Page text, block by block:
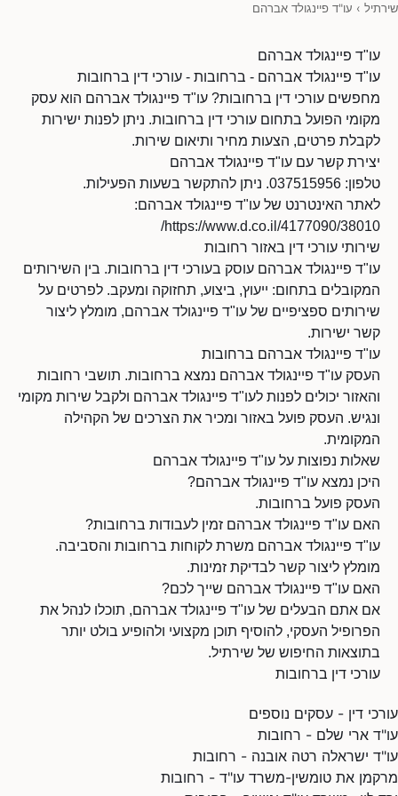
שירתיל › עו"ד פיינגולד אברהם
עו"ד פיינגולד אברהם
עו"ד פיינגולד אברהם - ברחובות - עורכי דין ברחובות
מחפשים עורכי דין ברחובות? עו"ד פיינגולד אברהם הוא עסק
מקומי הפועל בתחום עורכי דין ברחובות. ניתן לפנות ישירות
לקבלת פרטים, הצעות מחיר ותיאום שירות.
יצירת קשר עם עו"ד פיינגולד אברהם
טלפון: 037515956. ניתן להתקשר בשעות הפעילות.
לאתר האינטרנט של עו"ד פיינגולד אברהם:
https://www.d.co.il/4177090/38010/
שירותי עורכי דין באזור רחובות
עו"ד פיינגולד אברהם עוסק בעורכי דין ברחובות. בין השירותים
המקובלים בתחום: ייעוץ, ביצוע, תחזוקה ומעקב. לפרטים על
שירותים ספציפיים של עו"ד פיינגולד אברהם, מומלץ ליצור
קשר ישירות.
עו"ד פיינגולד אברהם ברחובות
העסק עו"ד פיינגולד אברהם נמצא ברחובות. תושבי רחובות
והאזור יכולים לפנות לעו"ד פיינגולד אברהם ולקבל שירות מקומי
ונגיש. העסק פועל באזור ומכיר את הצרכים של הקהילה
המקומית.
שאלות נפוצות על עו"ד פיינגולד אברהם
היכן נמצא עו"ד פיינגולד אברהם?
העסק פועל ברחובות.
האם עו"ד פיינגולד אברהם זמין לעבודות ברחובות?
עו"ד פיינגולד אברהם משרת לקוחות ברחובות והסביבה.
מומלץ ליצור קשר לבדיקת זמינות.
האם עו"ד פיינגולד אברהם שייך לכם?
אם אתם הבעלים של עו"ד פיינגולד אברהם, תוכלו לנהל את
הפרופיל העסקי, להוסיף תוכן מקצועי ולהופיע בולט יותר
בתוצאות החיפוש של שירתיל.
עורכי דין ברחובות
עורכי דין - עסקים נוספים
עו"ד ארי שלם - רחובות
עו"ד ישראלה רטה אובנה - רחובות
מרקמן את טומשין-משרד עו"ד - רחובות